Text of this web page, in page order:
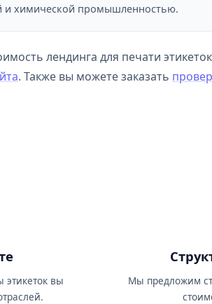
и химической промышленностью.
лендинга для печати
. Также вы можете заказать
этикеток вы
Мы предложим